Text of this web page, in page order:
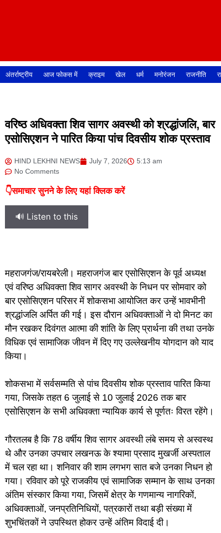
अंतर्राष्ट्रीय आज फोकस में क्राइम खेल धर्म मनोरंजन राजनीति
वरिष्ठ अधिवक्ता शिव सागर अवस्थी को श्रद्धांजलि, बार
एसोसिएशन ने पारित किया पांच दिवसीय शोक प्रस्ताव
HIND LEKHNI NEWS July 7, 2026
5:13 am
No Comments
👇समाचार सुनने के लिए यहां क्लिक करें
🔊 Listen to this
महराजगंज/रायबरेली। महराजगंज बार एसोसिएशन के पूर्व अध्यक्ष
एवं वरिष्ठ अधिवक्ता शिव सागर अवस्थी के निधन पर सोमवार को
बार एसोसिएशन परिसर में शोकसभा आयोजित कर उन्हें भावभीनी
श्रद्धांजलि अर्पित की गई। इस दौरान अधिवक्ताओं ने दो मिनट का
मौन रखकर दिवंगत आत्मा की शांति के लिए प्रार्थना की तथा उनके
विधिक एवं सामाजिक जीवन में दिए गए उल्लेखनीय योगदान को याद
किया।
शोकसभा में सर्वसम्मति से पांच दिवसीय शोक प्रस्ताव पारित किया
गया, जिसके तहत 6 जुलाई से 10 जुलाई 2026 तक बार
एसोसिएशन के सभी अधिवक्ता न्यायिक कार्य से पूर्णतः विरत रहेंगे।
गौरतलब है कि 78 वर्षीय शिव सागर अवस्थी लंबे समय से अस्वस्थ
थे और उनका उपचार लखनऊ के श्यामा प्रसाद मुखर्जी अस्पताल
में चल रहा था। शनिवार की शाम लगभग सात बजे उनका निधन हो
गया। रविवार को पूरे राजकीय एवं सामाजिक सम्मान के साथ उनका
अंतिम संस्कार किया गया, जिसमें क्षेत्र के गणमान्य नागरिकों,
अधिवक्ताओं, जनप्रतिनिधियों, पत्रकारों तथा बड़ी संख्या में
शुभचिंतकों ने उपस्थित होकर उन्हें अंतिम विदाई दी।